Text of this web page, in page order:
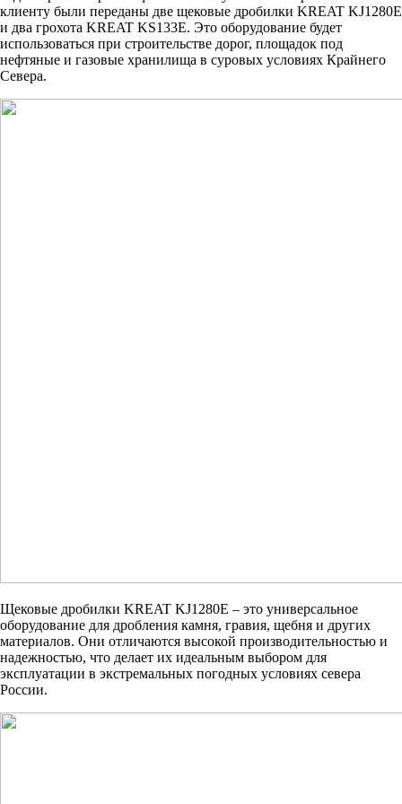
клиенту были переданы две щековые дробилки KREAT KJ1280E
и два грохота KREAT KS133E. Это оборудование будет
использоваться при строительстве дорог, площадок под
нефтяные и газовые хранилища в суровых условиях Крайнего
Севера.
Щековые дробилки KREAT KJ1280E – это универсальное
оборудование для дробления камня, гравия, щебня и других
материалов. Они отличаются высокой производительностью и
надежностью, что делает их идеальным выбором для
эксплуатации в экстремальных погодных условиях севера
России.